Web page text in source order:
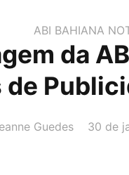
ABI BAHIANA
da
Guedes DATA:
30 de